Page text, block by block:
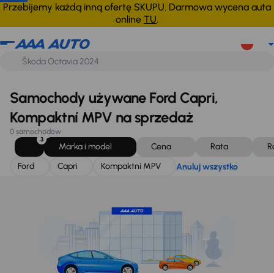
Przebijemy każdą inną ofertę SKUPU. Darmowa wycena auta
online TU.
Ford Capri Kompaktní MPV Anuluj wszystko
Samochody używane Ford Capri,
Kompaktní MPV na sprzedaż
0 samochodów
3
Marka i model Cena Rata
Ford
Capri Kompaktní MPV Anuluj wszystko